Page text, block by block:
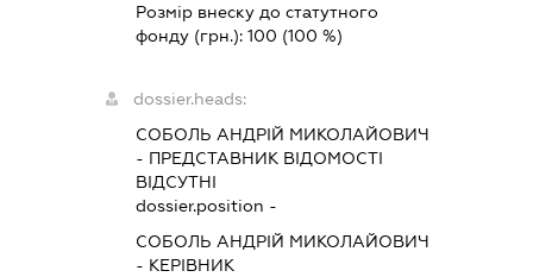
Розмір внеску до статутного
фонду (грн.): 100 (100 %)
dossier.heads:
СОБОЛЬ АНДРІЙ МИКОЛАЙОВИЧ
- ПРЕДСТАВНИК ВІДОМОСТІ
ВІДСУТНІ
dossier.position -
СОБОЛЬ АНДРІЙ МИКОЛАЙОВИЧ
- КЕРІВНИК